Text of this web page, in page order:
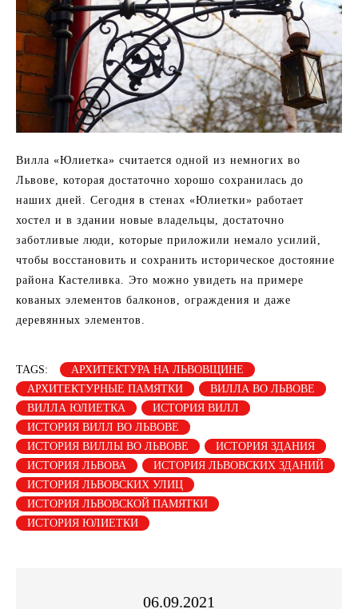
Вилла «Юлиетка» считается одной из немногих во
Львове, которая достаточно хорошо сохранилась до
наших дней. Сегодня в стенах «Юлиетки» работает
хостел и в здании новые владельцы, достаточно
заботливые люди, которые приложили немало усилий,
чтобы восстановить и сохранить историческое достояние
района Кастеливка. Это можно увидеть на примере
кованых элементов балконов, ограждения и даже
деревянных элементов.
TAGS:
АРХИТЕКТУРА НА ЛЬВОВЩИНЕ
АРХИТЕКТУРНЫЕ ПАМЯТКИ
ВИЛЛА ВО ЛЬВОВЕ
ВИЛЛА ЮЛИЕТКА
ИСТОРИЯ ВИЛЛ
ИСТОРИЯ ВИЛЛ ВО ЛЬВОВЕ
ИСТОРИЯ ВИЛЛЫ ВО ЛЬВОВЕ
ИСТОРИЯ ЗДАНИЯ
ИСТОРИЯ ЛЬВОВА
ИСТОРИЯ ЛЬВОВСКИХ ЗДАНИЙ
ИСТОРИЯ ЛЬВОВСКИХ УЛИЦ
ИСТОРИЯ ЛЬВОВСКОЙ ПАМЯТКИ
ИСТОРИЯ ЮЛИЕТКИ
06.09.2021